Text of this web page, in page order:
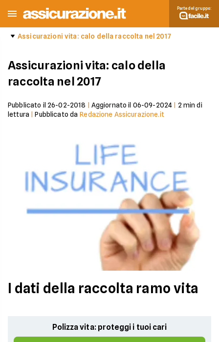
Parte del gruppo:
Assicurazioni vita: calo della raccolta nel 2017
Assicurazioni vita: calo della
raccolta nel 2017
Pubblicato il 26-02-2018 Aggiornato il 06-09-2024 2 min di
lettura |Pubblicato da Redazione Assicurazione.it
I dati della raccolta ramo vita
Polizza vita: proteggi i tuoi cari